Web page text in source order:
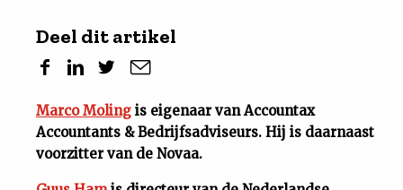
Deel dit artikel
Marco Moling is eigenaar van Accountax
Accountants & Bedrijfsadviseurs. Hij is daarnaast
voorzitter van de Novaa.